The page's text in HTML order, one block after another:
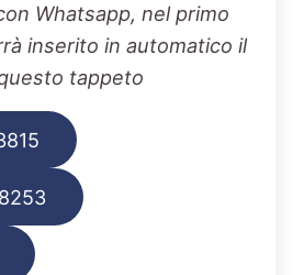
Whatsapp, nel primo
inserito in automatico il
tappeto